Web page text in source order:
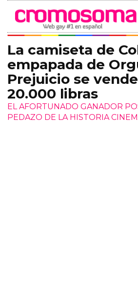
La camiseta de
empapada de
Prejuicio se
20.000 libras
EL AFORTUNADO GANADOR
PEDAZO DE LA HISTORIA